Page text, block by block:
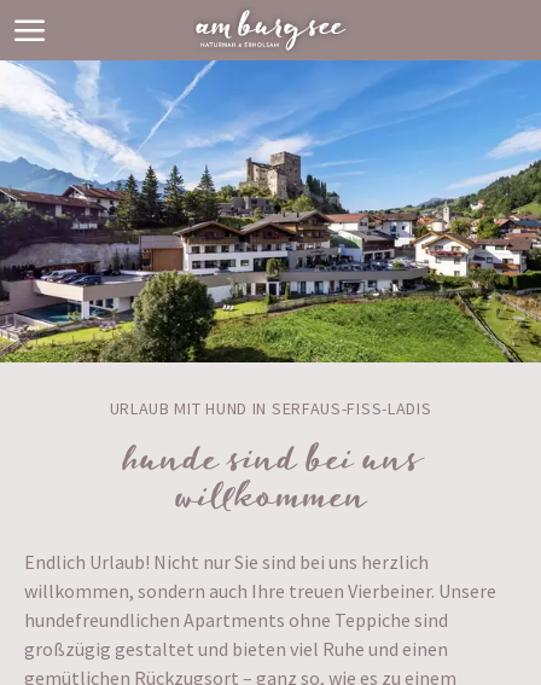
URLAUB MIT HUND IN SERFAUS-FISS-LADIS
hunde sind bei uns
willkommen
Endlich Urlaub! Nicht nur Sie sind bei uns herzlich
willkommen, sondern auch Ihre treuen Vierbeiner. Unsere
hundefreundlichen Apartments ohne Teppiche sind
großzügig gestaltet und bieten viel Ruhe und einen
gemütlichen Rückzugsort – ganz so, wie es zu einem